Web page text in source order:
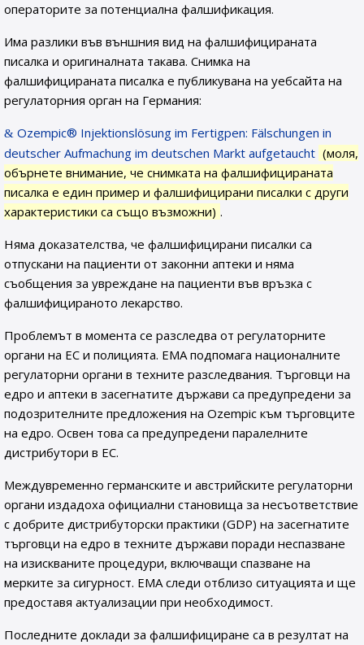
операторите за потенциална фалшификация.
Има разлики във външния вид на фалшифицираната
писалка и оригиналната такава. Снимка на
фалшифицираната писалка е публикувана на уебсайта на
регулаторния орган на Германия:
Ozempic® Injektionslösung im Fertigpen: Fälschungen in
deutscher Aufmachung im deutschen Markt aufgetaucht (моля,
обърнете внимание, че снимката на фалшифицираната
писалка е един пример и фалшифицирани писалки с други
характеристики са също възможни) .
Няма доказателства, че фалшифицирани писалки са
отпускани на пациенти от законни аптеки и няма
съобщения за увреждане на пациенти във връзка с
фалшифицираното лекарство.
Проблемът в момента се разследва от регулаторните
органи на ЕС и полицията. EMA подпомага националните
регулаторни органи в техните разследвания. Търговци на
едро и аптеки в засегнатите държави са предупредени за
подозрителните предложения на Ozempic към търговците
на едро. Освен това са предупредени паралелните
дистрибутори в ЕС.
Междувременно германските и австрийските регулаторни
органи издадоха официални становища за несъответствие
с добрите дистрибуторски практики (GDP) на засегнатите
търговци на едро в техните държави поради неспазване
на изискваните процедури, включващи спазване на
мерките за сигурност. EMA следи отблизо ситуацията и ще
предоставя актуализации при необходимост.
Последните доклади за фалшифициране са в резултат на